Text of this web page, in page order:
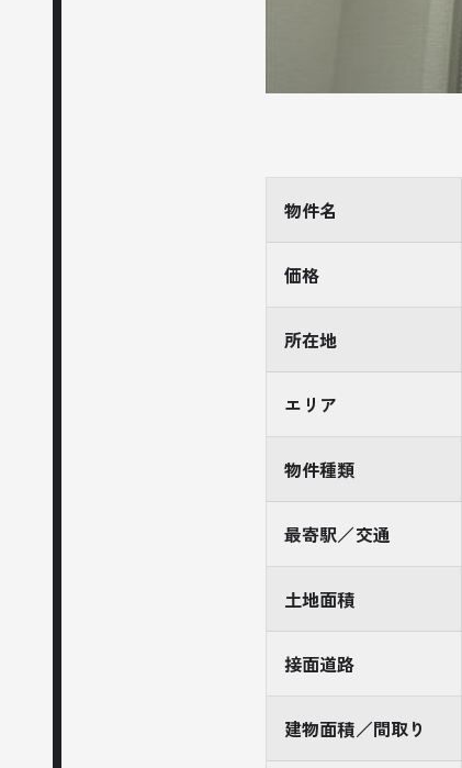
物件名
価格
所在地
エリア
物件種類
最寄駅／交通
土地面積
接面道路
建物面積／間取り